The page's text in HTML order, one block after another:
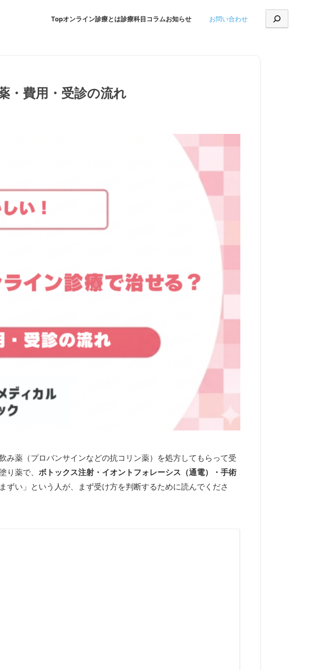
Topオンライン診療とは診療科目 コラムお知らせ お問い合わせ
・費用・受診の流れ
薬（プロバンサインなどの抗コリン薬）を処方してもらって受
り薬で、 ボトックス注射・イオントフォレーシス（通電）・手術
い」という人が、まず受け方を判断するために読んでくださ